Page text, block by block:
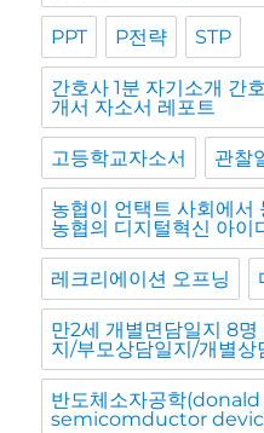
PPT P전략 STP
간호사 1분 자기소개 간
개서 자소서 레포트
고등학교자소서 관찰
농협이 언택트 사회에서
농협의 디지털혁신 아이
레크리에이션 오프닝
만2세 개별면담일지 8
지/부모상담일지/개별상
반도체소자공학
semicomductor